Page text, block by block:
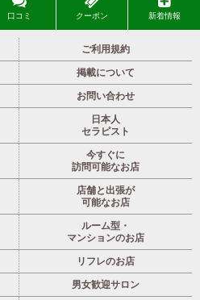
口コミ クーポン 新着情報
ご利用規約
掲載について
お問い合わせ
日本人
セラピスト
今すぐに
訪問可能なお店
店舗と出張が
可能なお店
ルーム型・
マンションのお店
リフレのお店
男女歓迎サロン